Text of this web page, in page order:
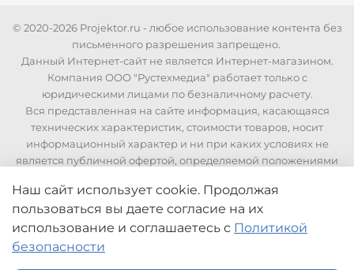
© 2020-2026 Projektor.ru - любое использование контента без
письменного разрешения запрещено.
Данный Интернет-сайт не является Интернет-магазином.
Компания ООО "Рустехмедиа" работает только с
юридическими лицами по безналичному расчету.
Вся представленная на сайте информация, касающаяся
технических характеристик, стоимости товаров, носит
информационный характер и ни при каких условиях не
является публичной офертой, определяемой положениями
стоимости и технических характеристик необходимо
связаться с нашими менеджерами по телефонам указанным
на сайте.
Наш сайт использует cookie. Продолжая
пользоваться вы даете согласие на их
использование и соглашаетесь с Политикой
безопасности